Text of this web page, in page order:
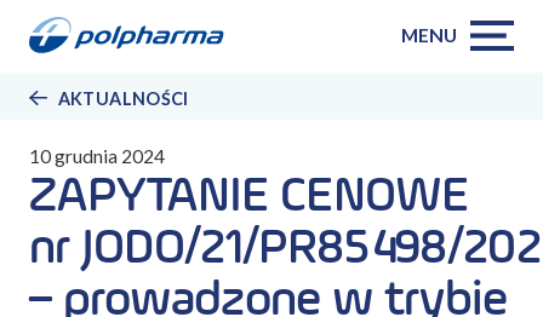
MENU
AKTUALNOŚCI
10 grudnia 2024
ZAPYTANIE CENOWE
nr JODO/21/PR85498/
– prowadzone w trybie